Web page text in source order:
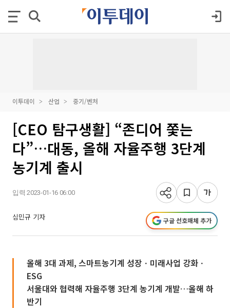
이투데이 산업 중기/벤처
[CEO 탐구생활] “존디어 쫓는
다”…대동, 올해 자율주행 3단계
농기계 출시
입력 2023-01-16 06:00
심민규 기자 구글 선호매체 추가
올해 3대 과제, 스마트농기계 성장ㆍ미래사업 강화ㆍ
ESG
서울대와 협력해 자율주행 3단계 농기계 개발…올해 하
반기